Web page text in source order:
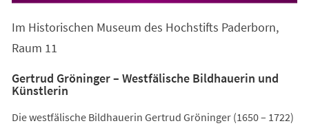
Im Historischen Museum des Hochstifts Paderborn,
Raum 11
Gertrud Gröninger – Westfälische Bildhauerin und
Künstlerin
Die westfälische Bildhauerin Gertrud Gröninger (1650 – 1722)